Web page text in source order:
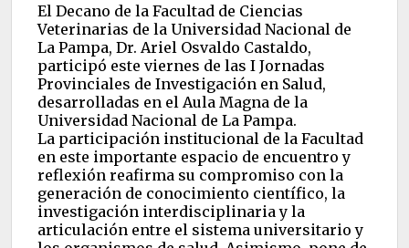
El Decano de la Facultad de Ciencias
Veterinarias de la Universidad Nacional de
La Pampa, Dr. Ariel Osvaldo Castaldo,
participó este viernes de las I Jornadas
Provinciales de Investigación en Salud,
desarrolladas en el Aula Magna de la
Universidad Nacional de La Pampa.
La participación institucional de la Facultad
en este importante espacio de encuentro y
reflexión reafirma su compromiso con la
generación de conocimiento científico, la
investigación interdisciplinaria y la
articulación entre el sistema universitario y